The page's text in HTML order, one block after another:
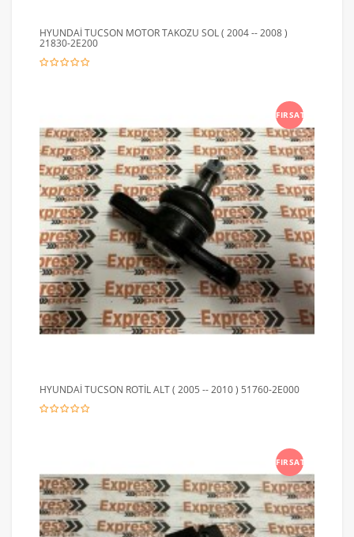
HYUNDAİ TUCSON MOTOR TAKOZU SOL ( 2004 -- 2008 )
21830-2E200
FIRSAT
HYUNDAİ TUCSON ROTİL ALT ( 2005 -- 2010 ) 51760-2E000
FIRSAT